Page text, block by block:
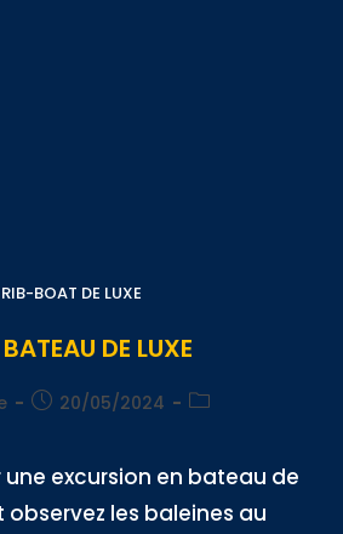
RIB-BOAT DE LUXE
DE LUXE
20/05/2024
excursion en bateau de
observez les baleines au